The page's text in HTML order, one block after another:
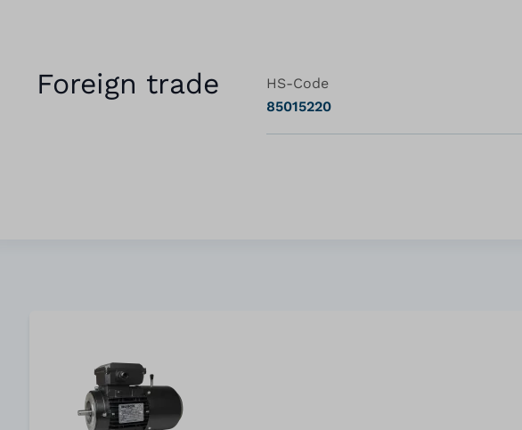
Foreign trade
HS-Code
85015220